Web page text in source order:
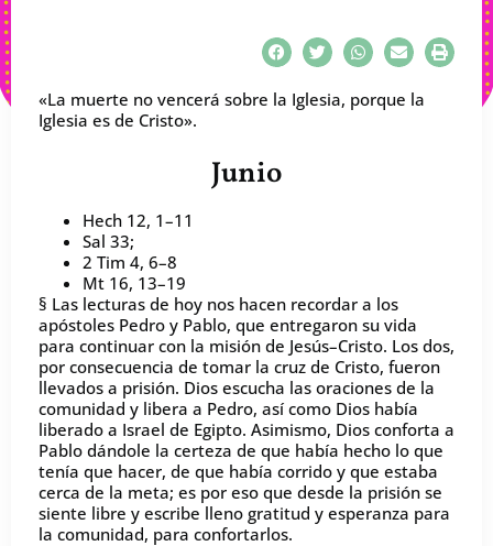
«La muerte no vencerá sobre la Iglesia, porque la
Iglesia es de Cristo».
Junio
Hech 12, 1–11
Sal 33;
2 Tim 4, 6–8
Mt 16, 13–19
§ Las lecturas de hoy nos hacen recordar a los
apóstoles Pedro y Pablo, que entregaron su vida
para continuar con la misión de Jesús–Cristo. Los dos,
por consecuencia de tomar la cruz de Cristo, fueron
llevados a prisión. Dios escucha las oraciones de la
comunidad y libera a Pedro, así como Dios había
liberado a Israel de Egipto. Asimismo, Dios conforta a
Pablo dándole la certeza de que había hecho lo que
tenía que hacer, de que había corrido y que estaba
cerca de la meta; es por eso que desde la prisión se
siente libre y escribe lleno gratitud y esperanza para
la comunidad, para confortarlos.